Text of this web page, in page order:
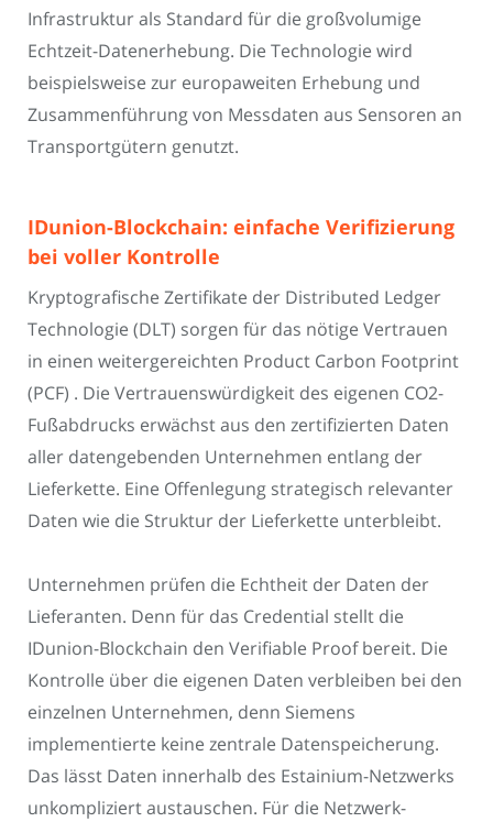
Infrastruktur als Standard für die großvolumige
Echtzeit-Datenerhebung. Die Technologie wird
beispielsweise zur europaweiten Erhebung und
Zusammenführung von Messdaten aus Sensoren an
Transportgütern genutzt.
IDunion-Blockchain: einfache Verifizierung
bei voller Kontrolle
Kryptografische Zertifikate der Distributed Ledger
Technologie (DLT) sorgen für das nötige Vertrauen
in einen weitergereichten Product Carbon Footprint
(PCF) . Die Vertrauenswürdigkeit des eigenen CO2-
Fußabdrucks erwächst aus den zertifizierten Daten
aller datengebenden Unternehmen entlang der
Lieferkette. Eine Offenlegung strategisch relevanter
Daten wie die Struktur der Lieferkette unterbleibt.
Unternehmen prüfen die Echtheit der Daten der
Lieferanten. Denn für das Credential stellt die
IDunion-Blockchain den Verifiable Proof bereit. Die
Kontrolle über die eigenen Daten verbleiben bei den
einzelnen Unternehmen, denn Siemens
implementierte keine zentrale Datenspeicherung.
Das lässt Daten innerhalb des Estainium-Netzwerks
unkompliziert austauschen. Für die Netzwerk-